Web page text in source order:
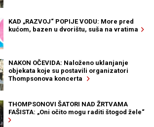
KAD „RAZVOJ“ POPIJE VODU: More pred
kućom, bazen u dvorištu, suša na vratima
NAKON OČEVIDA: Naloženo uklanjanje
objekata koje su postavili organizatori
Thompsonova koncerta
THOMPSONOVI ŠATORI NAD ŽRTVAMA
FAŠISTA: „Oni očito mogu raditi štogod žele“